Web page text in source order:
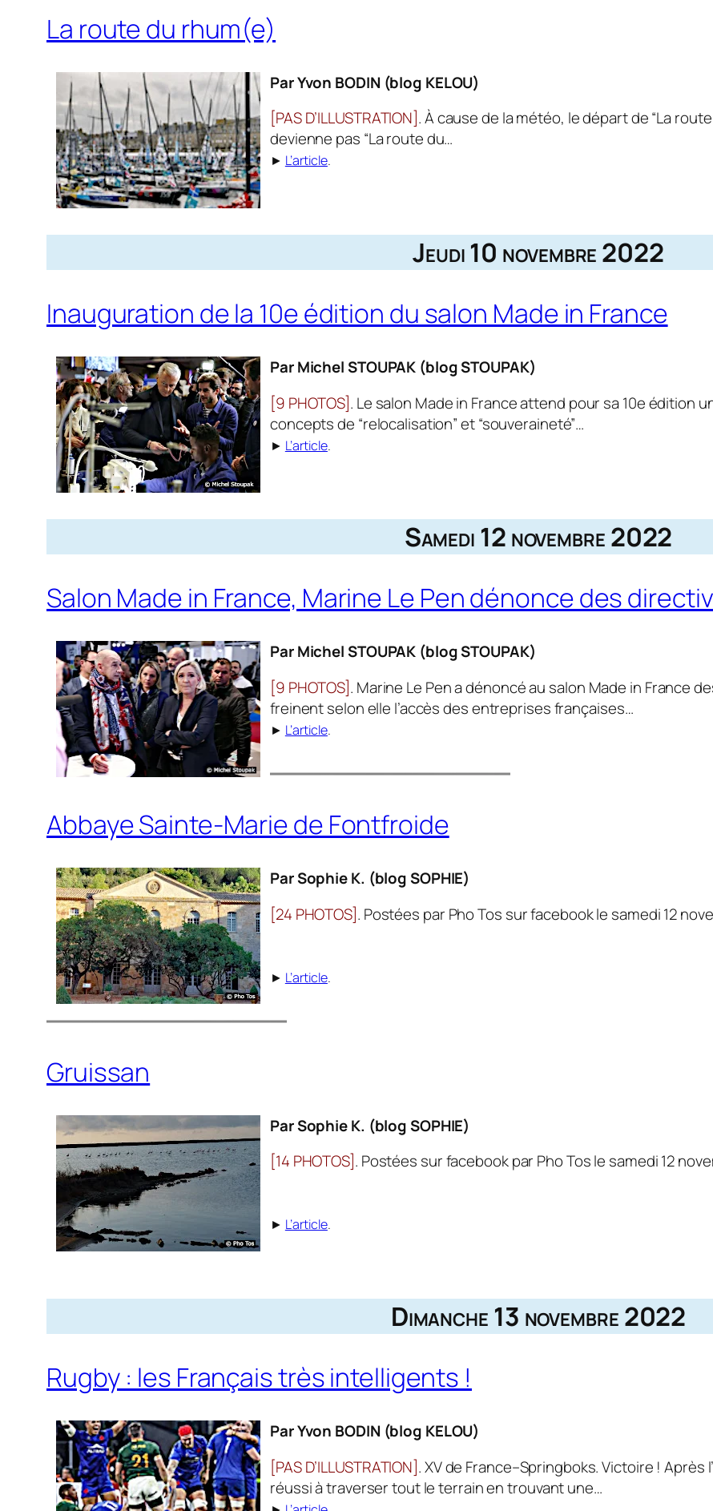
La route du rhum(e)
Par Yvon BODIN (blog KELOU)
[PAS D’ILLUSTRATION]. À cause de la météo, le départ de “La
devienne pas “La route du…
► L’article.
Jeudi 10 novembre 2022
Inauguration de la 10e édition du salon Made in France
Par Michel STOUPAK (blog STOUPAK)
[9 PHOTOS]. Le salon Made in France attend pour sa 10e édition
concepts de “relocalisation” et “souveraineté”…
► L’article.
Samedi 12 novembre 2022
Salon Made in France, Marine Le Pen dénonce des
Par Michel STOUPAK (blog STOUPAK)
[9 PHOTOS]. Marine Le Pen a dénoncé au salon Made in France
freinent selon elle l’accès des entreprises françaises…
► L’article.
Abbaye Sainte-Marie de Fontfroide
Par Sophie K. (blog SOPHIE)
[24 PHOTOS]. Postées par Pho Tos sur facebook le samedi 12
► L’article.
Gruissan
Par Sophie K. (blog SOPHIE)
[14 PHOTOS]. Postées sur facebook par Pho Tos le samedi 12
► L’article.
Dimanche 13 novembre 2022
Rugby : les Français très intelligents !
Par Yvon BODIN (blog KELOU)
[PAS D’ILLUSTRATION]. XV de France–Springboks. Victoire !
réussi à traverser tout le terrain en trouvant une…